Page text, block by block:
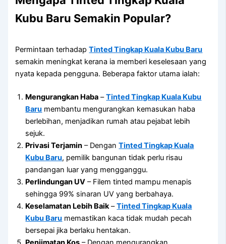
Kubu Baru Semakin Popular?
Permintaan terhadapTinted Tingkap Kuala Kubu Baru
semakin meningkat kerana ia memberi keselesaan yang
nyata kepada pengguna. Beberapa faktor utama ialah:
Mengurangkan Haba –Tinted Tingkap Kuala Kubu
Baru membantu mengurangkan kemasukan haba
berlebihan, menjadikan rumah atau pejabat lebih
sejuk.
Privasi Terjamin – DenganTinted Tingkap Kuala
Kubu Baru, pemilik bangunan tidak perlu risau
pandangan luar yang mengganggu.
Perlindungan UV – Filem tinted mampu menapis
sehingga 99% sinaran UV yang berbahaya.
Keselamatan Lebih Baik–Tinted Tingkap Kuala
Kubu Baru memastikan kaca tidak mudah pecah
bersepai jika berlaku hentakan.